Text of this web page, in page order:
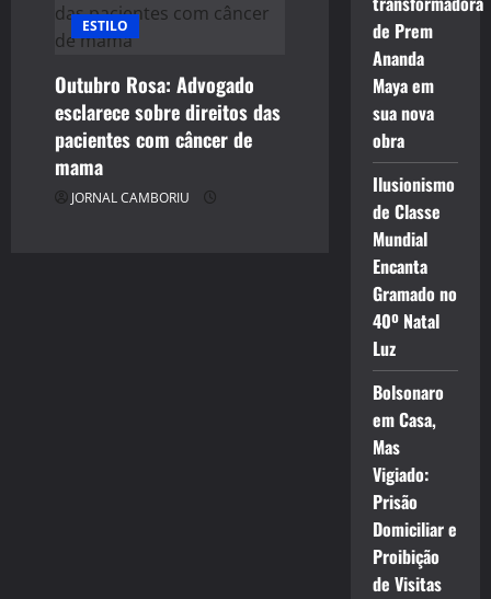
ESTILO
Outubro Rosa: Advogado
esclarece sobre direitos das
pacientes com câncer de
mama
JORNAL CAMBORIU
de Prem
Ananda
Maya em
sua nova
obra
Ilusionismo
de Classe
Mundial
Encanta
Gramado no
40º Natal
Luz
Bolsonaro
em Casa,
Mas
Vigiado:
Prisão
Domiciliar e
Proibição
de Visitas